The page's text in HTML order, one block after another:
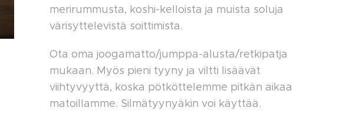
merirummusta, koshi-kelloista ja muista soluja
värisyttelevistä soittimista.
Ota oma joogamatto/jumppa-alusta/retkipatja
mukaan. Myös pieni tyyny ja viltti lisäävät
viihtyvyyttä, koska pötköttelemme pitkän aikaa
matoillamme. Silmätyynyäkin voi käyttää.